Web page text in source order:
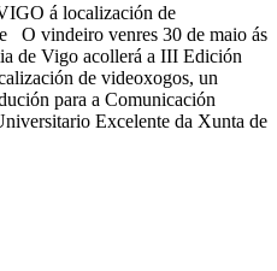
á localización de
O vindeiro venres 30 de maio ás
de Vigo acollerá a III Edición
de videoxogos, un
para a Comunicación
Excelente da Xunta de